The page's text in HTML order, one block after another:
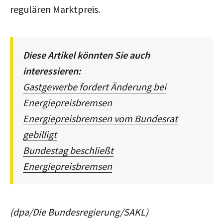
regulären Marktpreis.
Diese Artikel könnten Sie auch
interessieren:
Gastgewerbe fordert Änderung bei
Energiepreisbremsen
Energiepreisbremsen vom Bundesrat
gebilligt
Bundestag beschließt
Energiepreisbremsen
(dpa/Die Bundesregierung/SAKL)